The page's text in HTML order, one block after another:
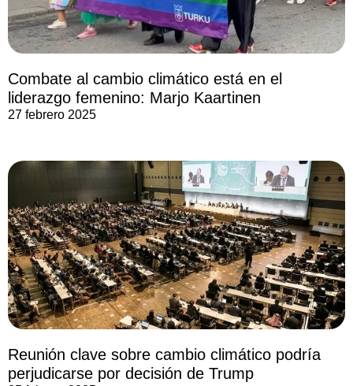
Combate al cambio climático está en el
liderazgo femenino: Marjo Kaartinen
27 febrero 2025
Reunión clave sobre cambio climático podría
perjudicarse por decisión de Trump